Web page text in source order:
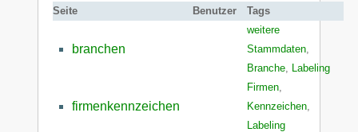
Seite Benutzer Tags
branchen
weitere
Stammdaten,
Branche, Labeling
firmenkennzeichen
Firmen,
Kennzeichen,
Labeling